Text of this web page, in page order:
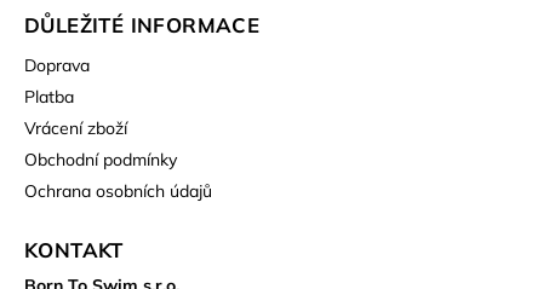
DŮLEŽITÉ INFORMACE
Doprava
Platba
Vrácení zboží
Obchodní podmínky
Ochrana osobních údajů
KONTAKT